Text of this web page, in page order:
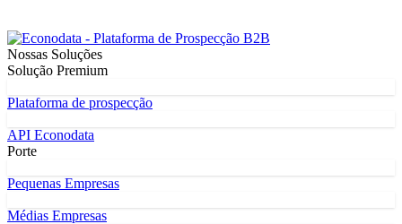
Nossas Soluções
Solução Premium
Plataforma de prospecção
API Econodata
Porte
Pequenas Empresas
Médias Empresas